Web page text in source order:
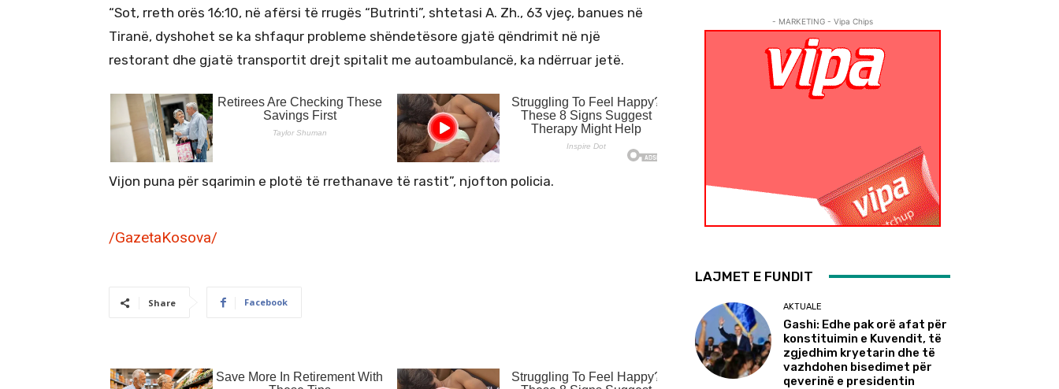
“Sot, rreth orës 16:10, në afërsi të rrugës “Butrinti”, shtetasi A. Zh., 63 vjeç, banues në
Tiranë, dyshohet se ka shfaqur probleme shëndetësore gjatë qëndrimit në një
restorant dhe gjatë transportit drejt spitalit me autoambulancë, ka ndërruar jetë.
Vijon puna për sqarimin e plotë të rrethanave të rastit”, njofton policia.
/GazetaKosova/
Share Facebook
- MARKETING - Vipa Chips
LAJMET E FUNDIT
AKTUALE
Gashi: Edhe pak orë afat për
konstituimin e Kuvendit, të
zgjedhim kryetarin dhe të
vazhdohen bisedimet për
qeverinë e presidentin